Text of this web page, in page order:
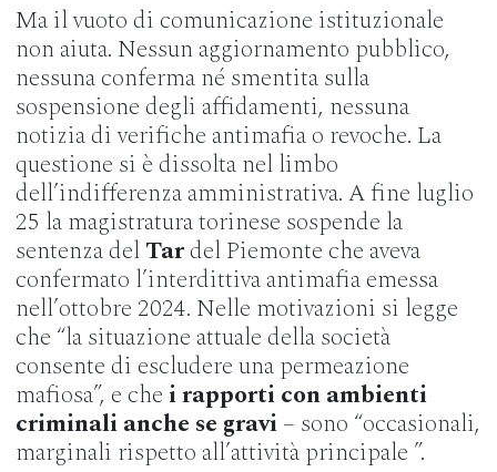
Ma il vuoto di comunicazione istituzionale
non aiuta. Nessun aggiornamento pubblico,
nessuna conferma né smentita sulla
sospensione degli affidamenti, nessuna
notizia di verifiche antimafia o revoche. La
questione si è dissolta nel limbo
dell’indifferenza amministrativa. A fine luglio
25 la magistratura torinese sospende la
sentenza delTardel Piemonte che aveva
confermato l’interdittiva antimafia emessa
nell’ottobre 2024. Nelle motivazioni si legge
che “la situazione attuale della società
consente di escludere una permeazione
mafiosa”, e chei rapporti con ambienti
criminali anche se gravi– sono “occasionali,
marginali rispetto all’attività principale ”.